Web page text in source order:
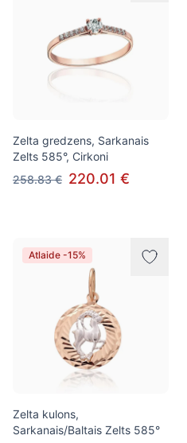
Zelta gredzens, Sarkanais
Zelts 585°, Cirkoni
258.83 € 220.01 €
Atlaide -15%
Zelta kulons,
Sarkanais/Baltais Zelts 585°